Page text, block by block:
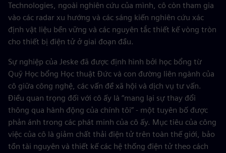
Technologies, ngoài nghiên cứu của mình, cô còn tham gia
vào các radar xu hướng và các sáng kiến nghiên cứu xác
định vật liệu bền vững và các nguyên tắc thiết kế vòng tròn
cho thiết bị điện tử ở giai đoạn đầu.
Sự nghiệp của Jeske đã được định hình bởi học bổng từ
Quỹ Học bổng Học thuật Đức và con đường liên ngành của
cô giữa công nghệ, các vấn đề xã hội và dịch vụ tư vấn.
Điều quan trọng đối với cô ấy là “mang lại sự thay đổi
thông qua hành động của chính tôi” - một tuyên bố được
phản ánh trong các phát minh của cô ấy. Mục tiêu của công
việc của cô là giảm chất thải điện tử trên toàn thế giới, bảo
tồn tài nguyên và thiết kế các hệ thống điện tử theo cách